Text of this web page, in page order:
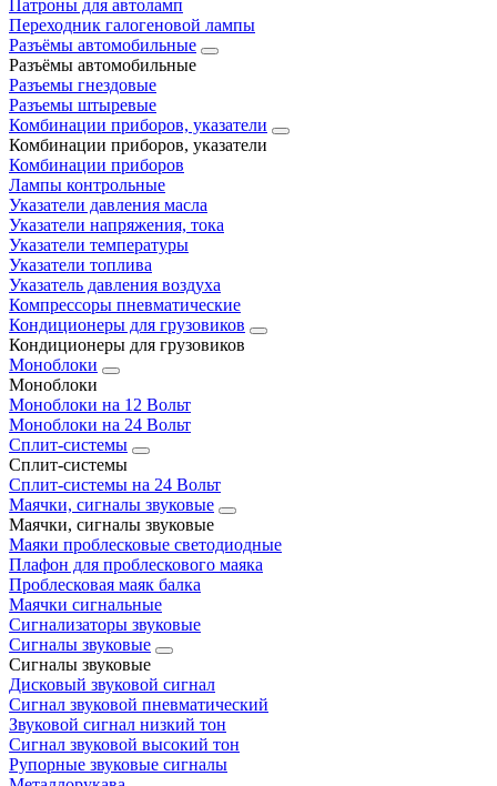
Патроны для автоламп
Переходник галогеновой лампы
Разъёмы автомобильные
Разъёмы автомобильные
Разъемы гнездовые
Разъемы штыревые
Комбинации приборов, указатели
Комбинации приборов, указатели
Комбинации приборов
Лампы контрольные
Указатели давления масла
Указатели напряжения, тока
Указатели температуры
Указатели топлива
Указатель давления воздуха
Компрессоры пневматические
Кондиционеры для грузовиков
Кондиционеры для грузовиков
Моноблоки
Моноблоки
Моноблоки на 12 Вольт
Моноблоки на 24 Вольт
Сплит-системы
Сплит-системы
Сплит‑системы на 24 Вольт
Маячки, сигналы звуковые
Маячки, сигналы звуковые
Маяки проблесковые светодиодные
Плафон для проблескового маяка
Проблесковая маяк балка
Маячки сигнальные
Сигнализаторы звуковые
Сигналы звуковые
Сигналы звуковые
Дисковый звуковой сигнал
Сигнал звуковой пневматический
Звуковой сигнал низкий тон
Сигнал звуковой высокий тон
Рупорные звуковые сигналы